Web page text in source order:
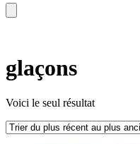
glaçons
Voici le seul résultat